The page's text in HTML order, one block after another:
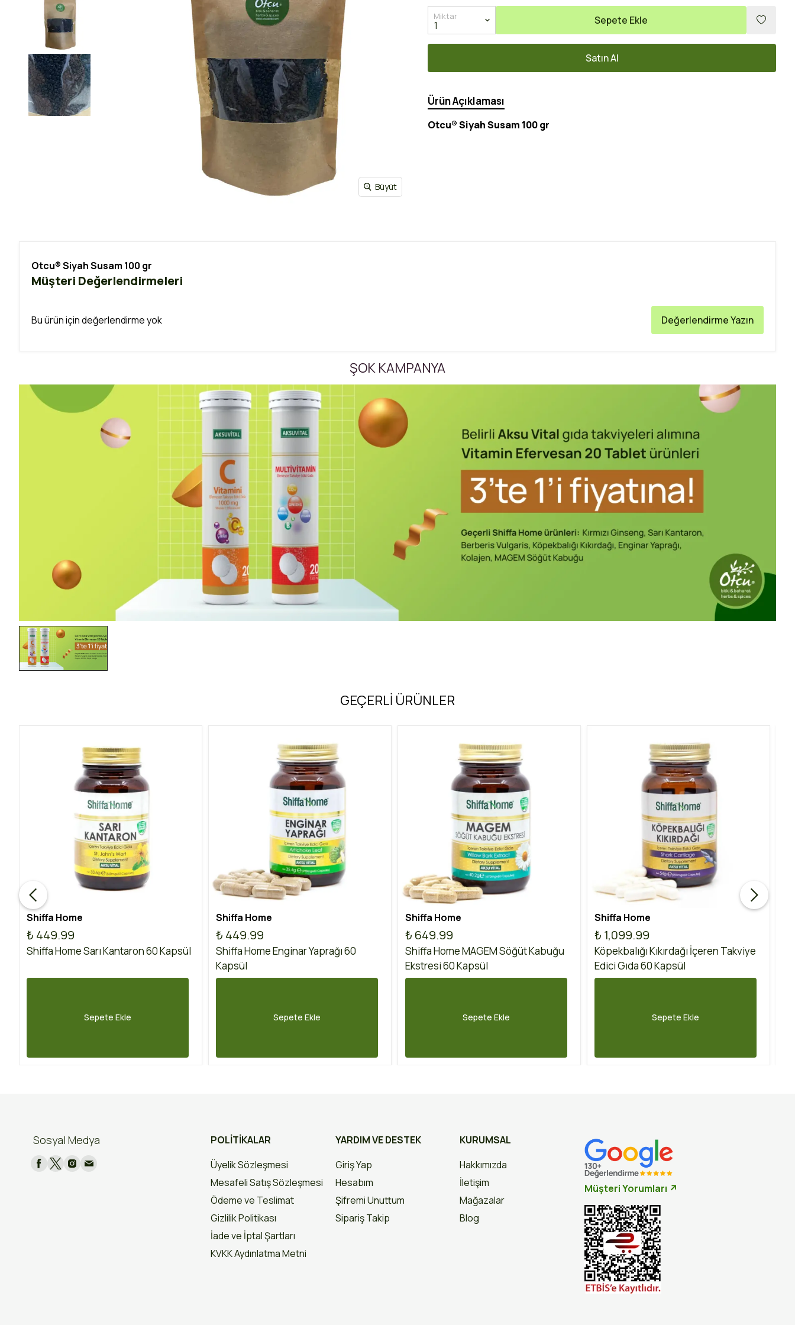
Büyüt
Miktar Sepete Ekle
Satın Al
Ürün Açıklaması
Otcu® Siyah Susam 100 gr
Otcu® Siyah Susam 100 gr
Müşteri Değerlendirmeleri
Bu ürün için değerlendirme yok Değerlendirme Yazın
ŞOK KAMPANYA
GEÇERLİ ÜRÜNLER
Shiffa Home
₺ 449.99
Shiffa Home Sarı Kantaron 60 Kapsül
Sepete Ekle
Shiffa Home
₺ 449.99
Shiffa Home Enginar Yaprağı 60
Kapsül
Sepete Ekle
Shiffa Home
₺ 649.99
Shiffa Home MAGEM Söğüt Kabuğu
Ekstresi 60 Kapsül
Sepete Ekle
Shiffa Home
₺ 1,099.99
Köpekbalığı Kıkırdağı İçeren Takviye
Edici Gıda 60 Kapsül
Sepete Ekle
Sosyal Medya
POLİTİKALAR
Üyelik Sözleşmesi
Mesafeli Satış Sözleşmesi
Ödeme ve Teslimat
Gizlilik Politikası
İade ve İptal Şartları
KVKK Aydınlatma Metni
YARDIM VE DESTEK
Giriş Yap
Hesabım
Şifremi Unuttum
Sipariş Takip
KURUMSAL
Hakkımızda
İletişim
Mağazalar
Blog
Müşteri Yorumları ↗